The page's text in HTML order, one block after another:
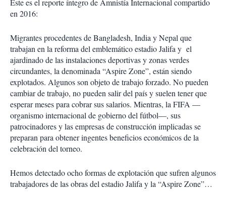
Este es el reporte íntegro de Amnistía Internacional compartido
en 2016:
Migrantes procedentes de Bangladesh, India y Nepal que
trabajan en la reforma del emblemático estadio Jalifa y el
ajardinado de las instalaciones deportivas y zonas verdes
circundantes, la denominada “Aspire Zone”, están siendo
explotados. Algunos son objeto de trabajo forzado. No pueden
cambiar de trabajo, no pueden salir del país y suelen tener que
esperar meses para cobrar sus salarios. Mientras, la FIFA —
organismo internacional de gobierno del fútbol—, sus
patrocinadores y las empresas de construcción implicadas se
preparan para obtener ingentes beneficios económicos de la
celebración del torneo.
Hemos detectado ocho formas de explotación que sufren algunos
trabajadores de las obras del estadio Jalifa y la “Aspire Zone”…